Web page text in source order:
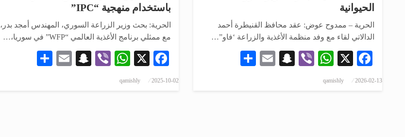
الحيوانية
الحرية – ممدوح عوض: عقد محافظ القنيطرة أحمد
الدالاتي لقاء مع وفد منظمة الأغذية والزراعة ‘فاو”…
Facebook
X
WhatsApp
Viber
Snapchat
Email
2026-02-13
qamishly
باستخدام منهجية “IPC”
الحرية: بحث وزير الزراعة السوري، المهندس أمجد بدر،
مع ممثلي برنامج الأغذية العالمي “WFP” في سوريا،…
Facebook
X
WhatsApp
Viber
Snapchat
Email
2025-10-02
qamishly